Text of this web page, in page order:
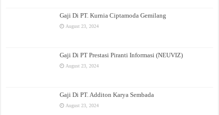
Gaji Di PT. Kurnia Ciptamoda Gemilang
August 23, 2024
Gaji Di PT Prestasi Piranti Informasi (NEUVIZ)
August 23, 2024
Gaji Di PT. Additon Karya Sembada
August 23, 2024